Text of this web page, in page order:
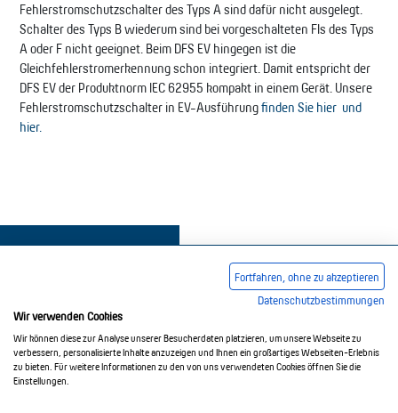
Fehlerstromschutzschalter des Typs A sind dafür nicht ausgelegt.
Schalter des Typs B wiederum sind bei vorgeschalteten FIs des Typs
A oder F nicht geeignet. Beim DFS EV hingegen ist die
Gleichfehlerstromerkennung schon integriert. Damit entspricht der
DFS EV der Produktnorm IEC 62955 kompakt in einem Gerät. Unsere
Fehlerstromschutzschalter in EV-Ausführungfinden Sie hier und
hier.
Impressum AGB Datenschutzerklärung
Fortfahren, ohne zu akzeptieren
Datenschutzbestimmungen
Wir verwenden Cookies
Wir können diese zur Analyse unserer Besucherdaten platzieren, um unsere Webseite zu
verbessern, personalisierte Inhalte anzuzeigen und Ihnen ein großartiges Webseiten-Erlebnis
zu bieten. Für weitere Informationen zu den von uns verwendeten Cookies öffnen Sie die
Einstellungen.